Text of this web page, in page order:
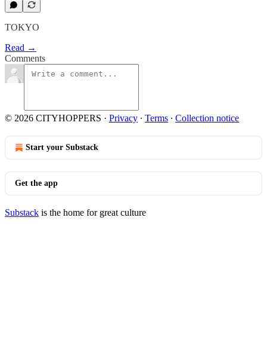
TOKYO
Read →
Comments
© 2026 CITYHOPPERS · Privacy ∙ Terms ∙ Collection notice
Start your Substack
Get the app
Substack is the home for great culture